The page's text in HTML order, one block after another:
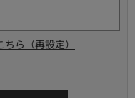
ら（再設定）